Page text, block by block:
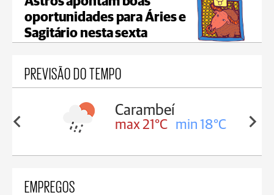
oportunidades para Áries e
Sagitário nesta sexta
PREVISÃO DO TEMPO
18°C
Carambeí
max 21°C min 18°C
EMPREGOS